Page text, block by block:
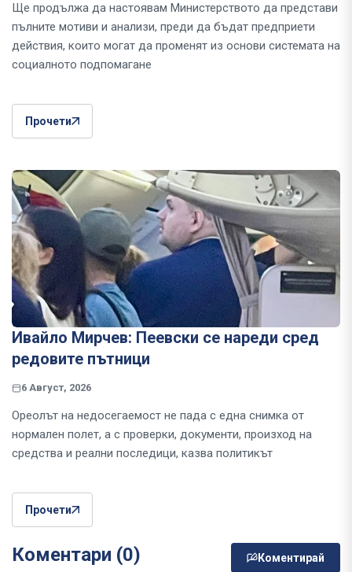
Ще продължа да настоявам Министерството да представи
пълните мотиви и анализи, преди да бъдат предприети
действия, които могат да променят из основи системата на
социалното подпомагане
Прочети
Ивайло Мирчев: Пеевски се нареди сред
редовите пътници
6 Август, 2026
Ореолът на недосегаемост не пада с една снимка от
нормален полет, а с проверки, документи, произход на
средства и реални последици, казва политикът
Прочети
Коментари (0) Коментирай